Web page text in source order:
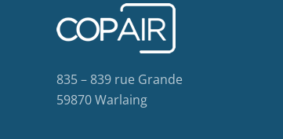
835 – 839 rue Grande
59870 Warlaing